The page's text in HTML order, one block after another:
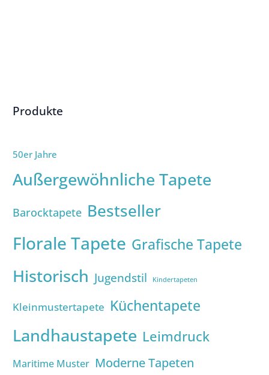
Produkte
50er Jahre
Außergewöhnliche Tapete
Barocktapete Bestseller
Florale Tapete Grafische Tapete
Historisch Jugendstil Kindertapeten
Kleinmustertapete Küchentapete
Landhaustapete Leimdruck
Maritime Muster Moderne Tapeten